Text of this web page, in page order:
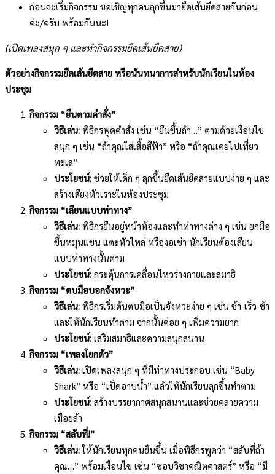
ก่อนจะเริ่มกิจกรรม ขอเชิญทุกคนลุกขึ้นมายืดเส้นยืดสายกันก่อน
ค่ะ/ครับ พร้อมกันนะ!
(เปิดเพลงสนุก ๆ และทำกิจกรรมยืดเส้นยืดสาย)
ตัวอย่างกิจกรรมยืดเส้นยืดสาย หรือนันทนาการสำหรับนักเรียนในห้อง
ประชุม
กิจกรรม “ยืนตามคำสั่ง”
วิธีเล่น: พิธีกรพูดคำสั่ง เช่น “ยืนขึ้นถ้า…” ตามด้วยเงื่อนไข
สนุก ๆ เช่น “ถ้าคุณใส่เสื้อสีฟ้า” หรือ “ถ้าคุณเคยไปเที่ยว
ทะเล”
ประโยชน์: ช่วยให้เด็ก ๆ ลุกขึ้นยืดเส้นยืดสายแบบง่าย ๆ และ
สร้างเสียงหัวเราะในห้องประชุม
กิจกรรม “เลียนแบบท่าทาง”
วิธีเล่น: พิธีกรยืนอยู่หน้าห้องและทำท่าทางต่าง ๆ เช่น ยกมือ
ขึ้นหมุนแขน แตะหัวไหล่ หรืองอเข่า นักเรียนต้องเลียน
แบบท่าทางนั้นตาม
ประโยชน์: กระตุ้นการเคลื่อนไหวร่างกายและสมาธิ
กิจกรรม “ตบมือบอกจังหวะ”
วิธีเล่น: พิธีกรเริ่มต้นตบมือเป็นจังหวะง่าย ๆ เช่น ช้า-เร็ว-ช้า
และให้นักเรียนทำตาม จากนั้นค่อย ๆ เพิ่มความยาก
ประโยชน์: เสริมสมาธิและความสนุกสนาน
กิจกรรม “เพลงโยกตัว”
วิธีเล่น: เปิดเพลงสนุก ๆ ที่มีท่าทางประกอบ เช่น “Baby
Shark” หรือ “เป็ดอาบน้ำ” แล้วให้นักเรียนลุกขึ้นทำตาม
ประโยชน์: สร้างบรรยากาศสนุกสนานและช่วยคลายความ
เมื่อยล้า
กิจกรรม “สลับที่!”
วิธีเล่น:ให้นักเรียนทุกคนยืนขึ้น เมื่อพิธีกรพูดว่า “สลับที่ถ้า
คุณ…” พร้อมเงื่อนไข เช่น “ชอบวิชาคณิตศาสตร์” หรือ “มี